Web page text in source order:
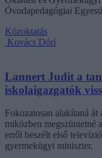
Óvodapedagógiai
Közoktatás
Kovács Dóri
Lannert Judit a
iskolaigazgatók
Fokozatosan alakítaná át
miközben megszüntetné
erről beszélt első
gyermekügyi miniszter.